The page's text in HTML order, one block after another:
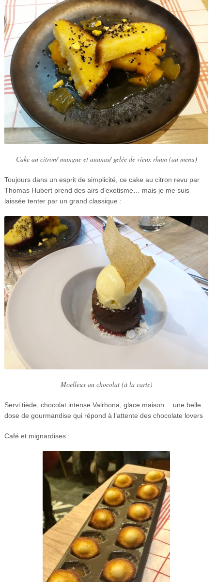
Cake au citron/ mangue et ananas/ gelée de vieux rhum (au menu)
Toujours dans un esprit de simplicité, ce cake au citron revu par
Thomas Hubert prend des airs d’exotisme… mais je me suis
laissée tenter par un grand classique :
Moelleux au chocolat (à la carte)
Servi tiède, chocolat intense Valrhona, glace maison… une belle
dose de gourmandise qui répond à l’attente des chocolate lovers
Café et mignardises :